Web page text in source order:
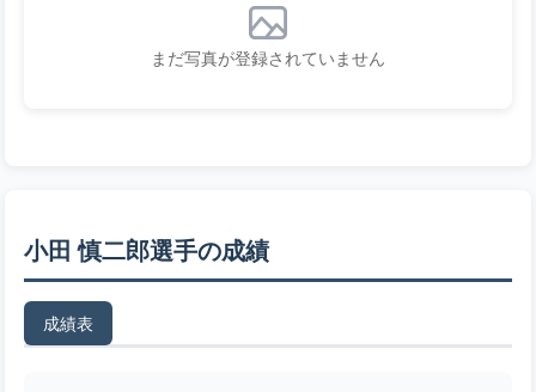
まだ写真が登録されていません
小田 慎二郎選手の成績
成績表